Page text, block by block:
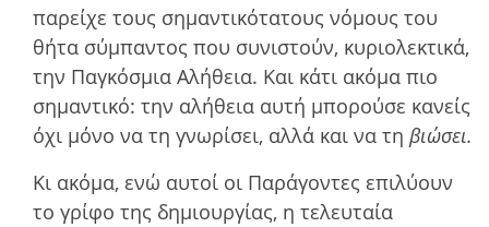
παρείχε τους σηµαντικότατους νόµους του
θήτα σύµπαντος που συνιστούν, κυριολεκτικά,
την Παγκόσµια Αλήθεια. Και κάτι ακόµα πιο
σηµαντικό: την αλήθεια αυτή µπορούσε κανείς
όχι µόνο να τη γνωρίσει, αλλά και να τη βιώσει.
Κι ακόµα, ενώ αυτοί οι Παράγοντες επιλύουν
το γρίφο της δηµιουργίας, η τελευταία